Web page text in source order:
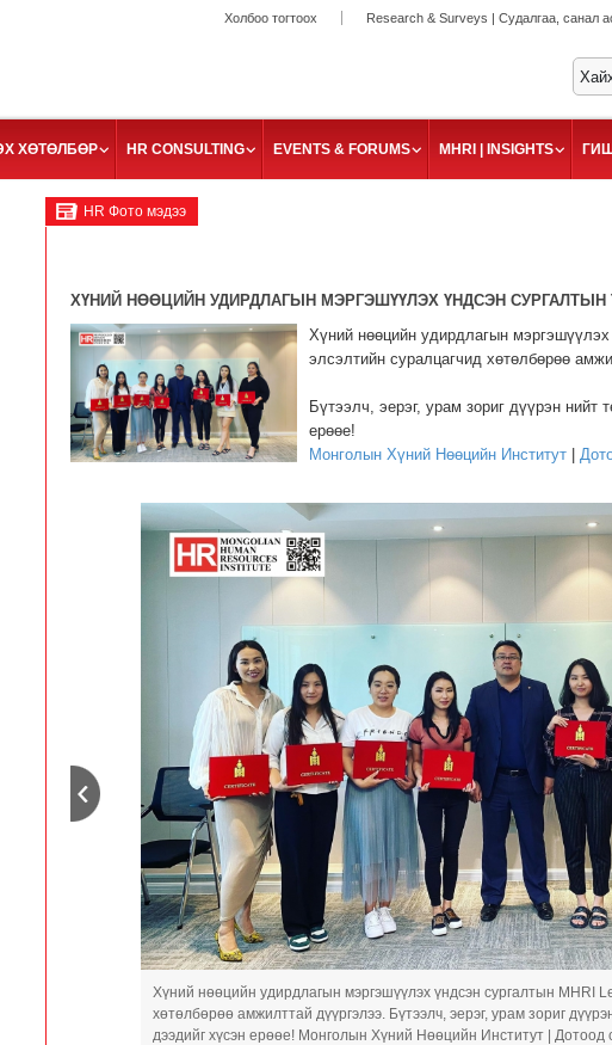
Холбоо тогтоох Research & Surveys | Судалгаа, санал
ХӨТӨЛБӨР HR CONSULTING EVENTS & FORUMS MHRI | INSIGHTS
HR Фото мэдээ
ХҮНИЙ НӨӨЦИЙН УДИРДЛАГЫН МЭРГЭШҮҮЛЭХ ҮНДСЭН СУРГАЛТЫН
Хүний нөөцийн удирдлагын
элсэлтийн суралцагчид хөтөлбөрөө
Бүтээлч, эерэг, урам зориг дүүрэн нийт
ерөөе!
Монголын Хүний Нөөцийн Институт
Хүний нөөцийн удирдлагын мэргэшүүлэх үндсэн сургалтын MHRI
хөтөлбөрөө амжилттай дүүргэлээ. Бүтээлч, эерэг, урам зориг
дээдийг хүсэн ерөөе! Монголын Хүний Нөөцийн Институт | Дотоод